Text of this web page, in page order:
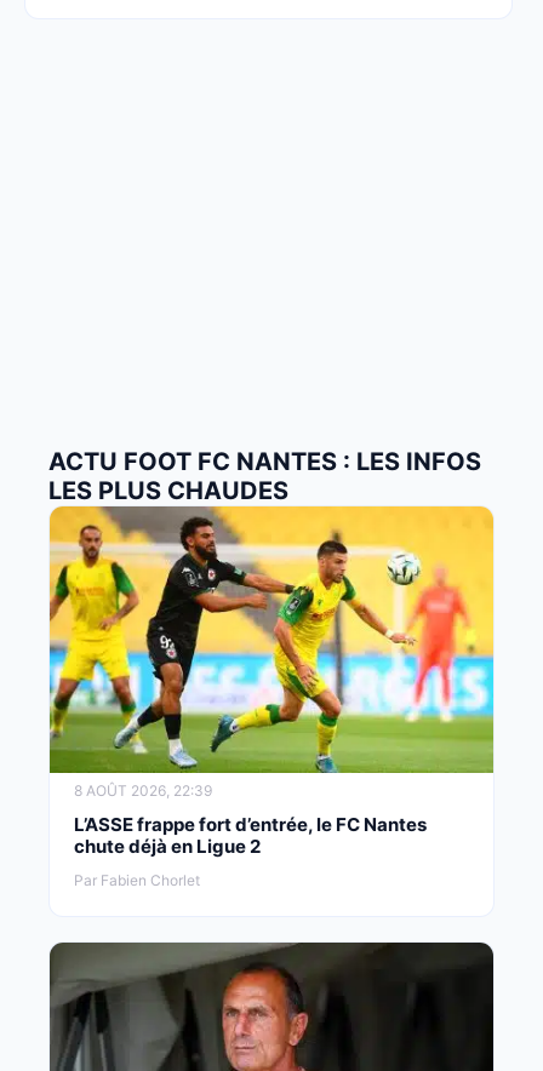
ACTU FOOT FC NANTES : LES INFOS
LES PLUS CHAUDES
8 AOÛT 2026, 22:39
L’ASSE frappe fort d’entrée, le FC Nantes
chute déjà en Ligue 2
Par Fabien Chorlet